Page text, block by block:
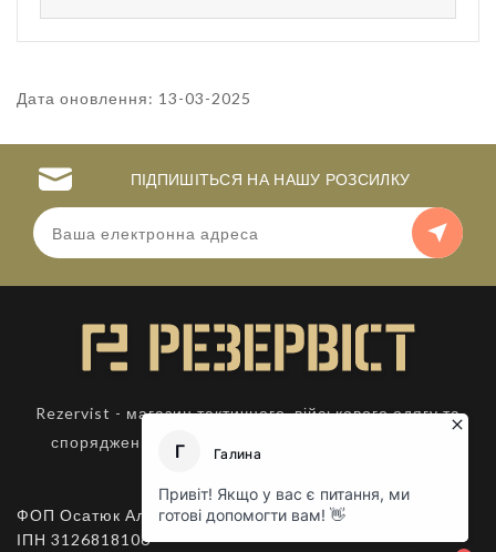
Дата оновлення: 13-03-2025
ПІДПИШІТЬСЯ НА НАШУ РОЗСИЛКУ
Rezervist - магазин тактичного, військового одягу та
спорядження. Товари для активного відпочинку.
ФОП Осатюк Алла Костянтинівна,
ІПН 3126818106